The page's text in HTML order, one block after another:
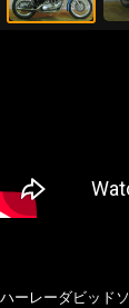
ハーレーダビッド